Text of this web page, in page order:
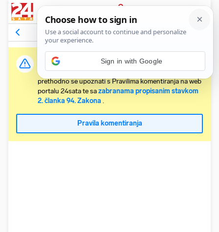
PRIJAVA
Komentari5 Relevantni
Važna obavijest:
Svaki korisnik koji želi komentirati članke obvezan je
prethodno se upoznati s Pravilima komentiranja na web
portalu 24sata te sazabranama propisanim stavkom
2. članka 94. Zakona .
Pravila komentiranja